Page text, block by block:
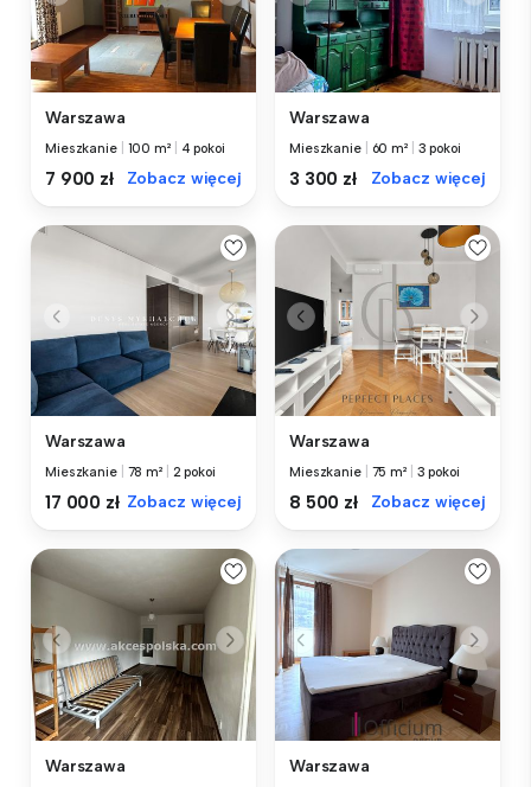
Warszawa
Mieszkanie 100 m² 4 pokoi
7 900 zł Zobacz więcej
Warszawa
Mieszkanie 60 m² 3 pokoi
3 300 zł Zobacz więcej
Warszawa
Mieszkanie 78 m² 2 pokoi
17 000 zł Zobacz więcej
Warszawa
Mieszkanie 75 m² 3 pokoi
8 500 zł Zobacz więcej
Warszawa Warszawa